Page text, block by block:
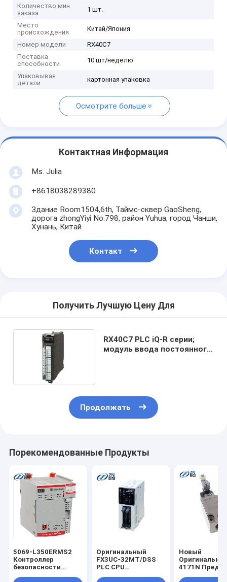
Количество мин
заказа
1 шт.
Место
происхождения
Китай/Япония
Номер модели
RX40C7
Поставка
способности
10 шт/неделю
Упаковывая
детали
картонная упаковка
Осмотрите больше
Контактная Информация
Ms. Julia
+8618038289380
Здание Room1504,6th, Таймс-сквер GaoSheng,
дорога zhongYiyi No.798, район Yuhua, город Чанши,
Хунань, Китай
Контакт
Получить Лучшую Цену Для
RX40C7 PLC iQ-R серии;
модуль ввода постоянного
Продолжать
Порекомендованные Продукты
5069-L350ERMS2
Контроллер
безопасности
Оригинальный
FX3UC-32MT/DSS
PLC CPU
Новый
4171N